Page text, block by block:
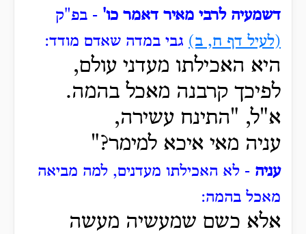
דשמעיה לרבי מאיר דאמר כו' - בפ"ק
(לעיל דף ח, ב) גבי במדה שאדם מודד:
היא האכילתו מעדני עולם,
לפיכך קרבנה מאכל בהמה.
א"ל, "התינח עשירה,
עניה מאי איכא למימר?"
עניה - לא האכילתו מעדנים, למה מביאה
מאכל בהמה:
אלא כשם שמעשיה מעשה